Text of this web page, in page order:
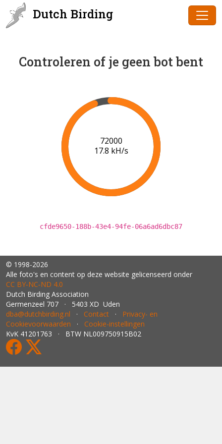
Dutch Birding
Controleren of je geen bot bent
74000
18.0 kH/s
cfde9650-188b-43e4-94fe-06a6ad6dbc87
© 1998-2026
Alle foto's en content op deze website gelicenseerd onder
CC BY‑NC‑ND 4.0
Dutch Birding Association
Germenzeel 707 · 5403 XD Uden
dba@dutchbirding.nl · Contact · Privacy- en
Cookievoorwaarden · Cookie-instellingen
KvK 41201763 · BTW NL009750915B02